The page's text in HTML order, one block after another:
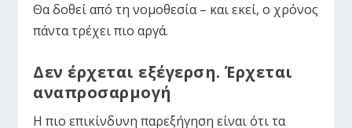
Θα δοθεί από τη νομοθεσία – και εκεί, ο χρόνος
πάντα τρέχει πιο αργά.
Δεν έρχεται εξέγερση. Έρχεται
αναπροσαρμογή
Η πιο επικίνδυνη παρεξήγηση είναι ότι τα